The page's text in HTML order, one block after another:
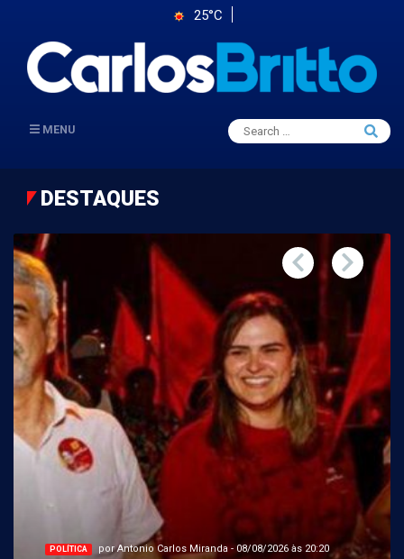
25°C
MENU
Search
for:
Search
DESTAQUES
POLÍTICA por Antonio Carlos Miranda - 08/08/2026 às 20:20